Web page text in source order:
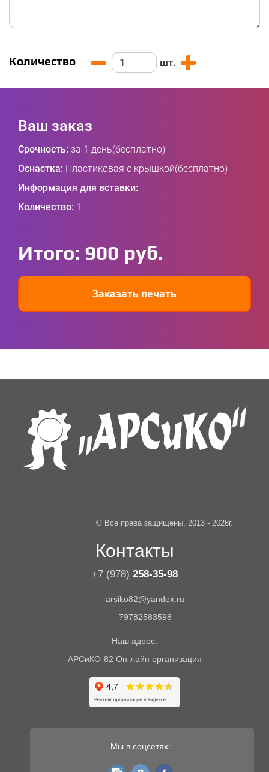
Количество шт.
Ваш заказ
Срочность: за 1 день(бесплатно)
Оснастка: Пластиковая с крышкой(бесплатно)
Информация для вставки:
Количество: 1
Итого: 900
Заказать печать
© Все права защищены, 2013 - 2026г.
Контакты
+7 (978) 258-35-98
arsiko82@yandex.ru
79782583598
Наш адрес:
АРСиКО-82 Он-лайн организация
Мы в соцсетях:
instagram
vk fb